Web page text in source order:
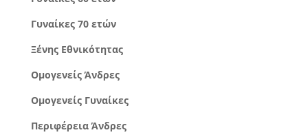
Γυναίκες 70 ετών
Ξένης Εθνικότητας
Ομογενείς Άνδρες
Ομογενείς Γυναίκες
Περιφέρεια Άνδρες